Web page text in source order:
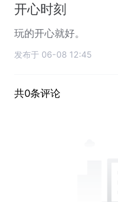
开心时刻
玩的开心就好。
发布于 06-08 12:45
共0条评论